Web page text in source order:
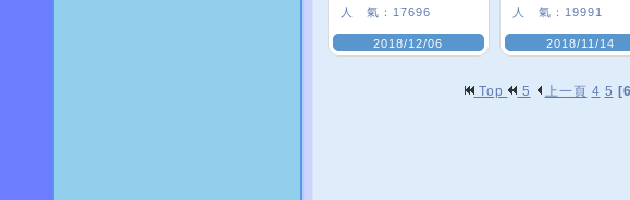
人 氣： 17696
2018/12/06
人 氣： 19991
2018/11/14
Top 5 上一頁 4 5